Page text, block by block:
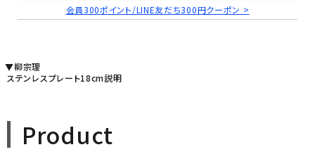
会員300ポイント/LINE友だち300円クーポン >
▼柳宗理
ステンレスプレート18cm説明
Product